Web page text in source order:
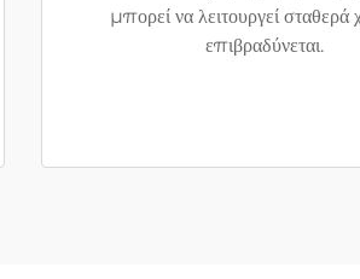
μπορεί να λειτουργεί σταθερά
επιβραδύνεται.